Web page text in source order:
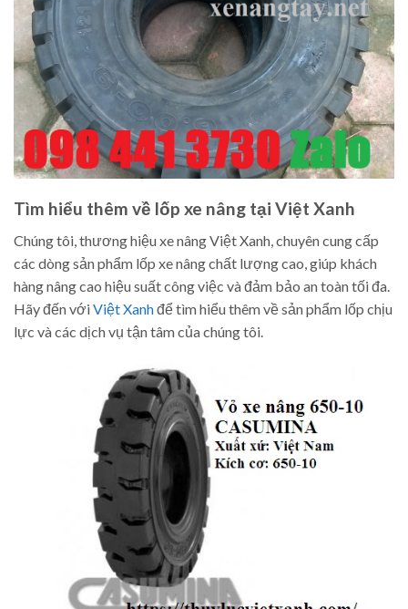
Tìm hiểu thêm về lốp xe nâng tại Việt Xanh
Chúng tôi, thương hiệu xe nâng Việt Xanh, chuyên cung cấp
các dòng sản phẩm lốp xe nâng chất lượng cao, giúp khách
hàng nâng cao hiệu suất công việc và đảm bảo an toàn tối đa.
Hãy đến vớiViệt Xanhđể tìm hiểu thêm về sản phẩm lốp chịu
lực và các dịch vụ tận tâm của chúng tôi.